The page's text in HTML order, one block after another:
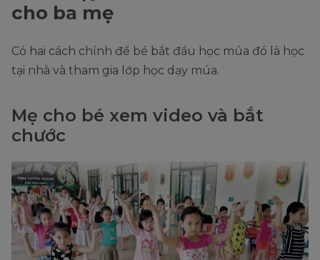
cho ba mẹ
Có hai cách chính để bé bắt đầu học múa đó là học
tại nhà và tham gia lớp học dạy múa.
Mẹ cho bé xem video và bắt
chước